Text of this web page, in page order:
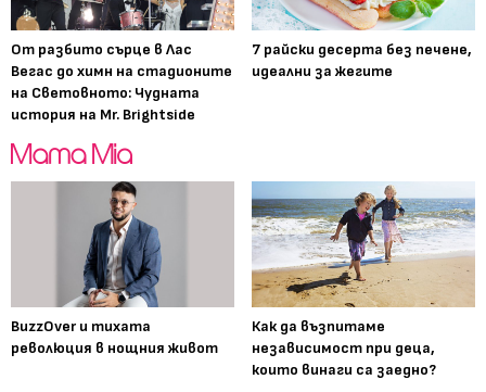
От разбито сърце в Лас
Вегас до химн на стадионите
на Световното: Чудната
история на Mr. Brightside
7 райски десерта без печене,
идеални за жегите
BuzzOver и тихата
революция в нощния живот
Как да възпитаме
независимост при деца,
които винаги са заедно?